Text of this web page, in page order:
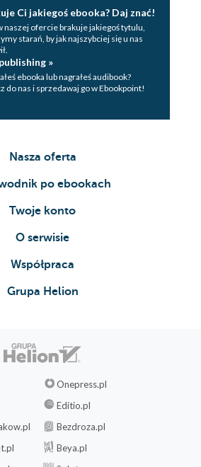
Ci jakiegoś ebooka? Daj znać!
naszej ofercie brakuje jakiegoś tytulu,
starań, by jak najszybciej się u nas
»
ebooka lub nagrałeś audibook?
do nas i sprzedawaj go w Ebookpoint!
Nasza oferta
po ebookach
Twoje konto
O serwisie
Współpraca
Grupa Helion
Onepress.pl
Editio.pl
Bezdroza.pl
Beya.pl